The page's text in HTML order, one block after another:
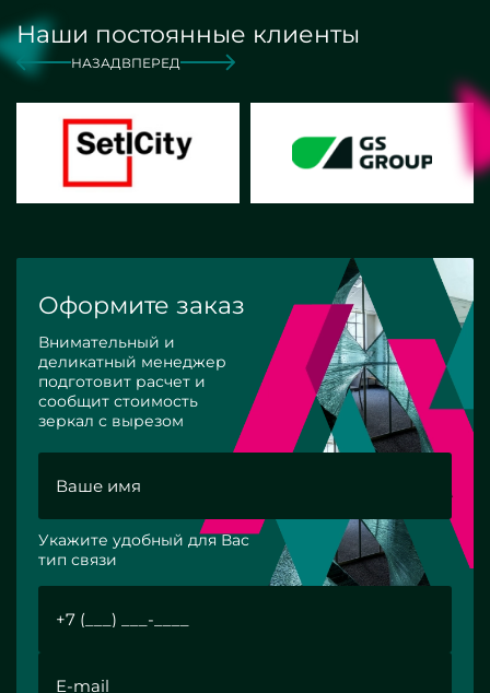
Наши постоянные клиенты
НАЗАД ВПЕРЕД
Оформите заказ
Внимательный и
деликатный менеджер
подготовит расчет и
сообщит стоимость
зеркал с вырезом
Укажите удобный для Вас
тип связи